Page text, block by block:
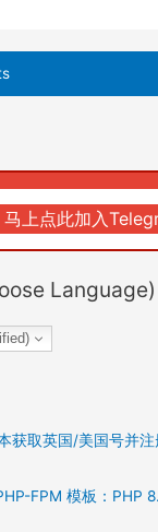
马上点此加入
Language)
获取英国/美国号并注
FPM 模板：PHP